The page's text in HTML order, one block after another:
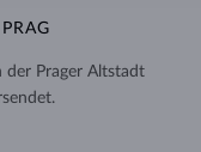
der Prager Altstadt